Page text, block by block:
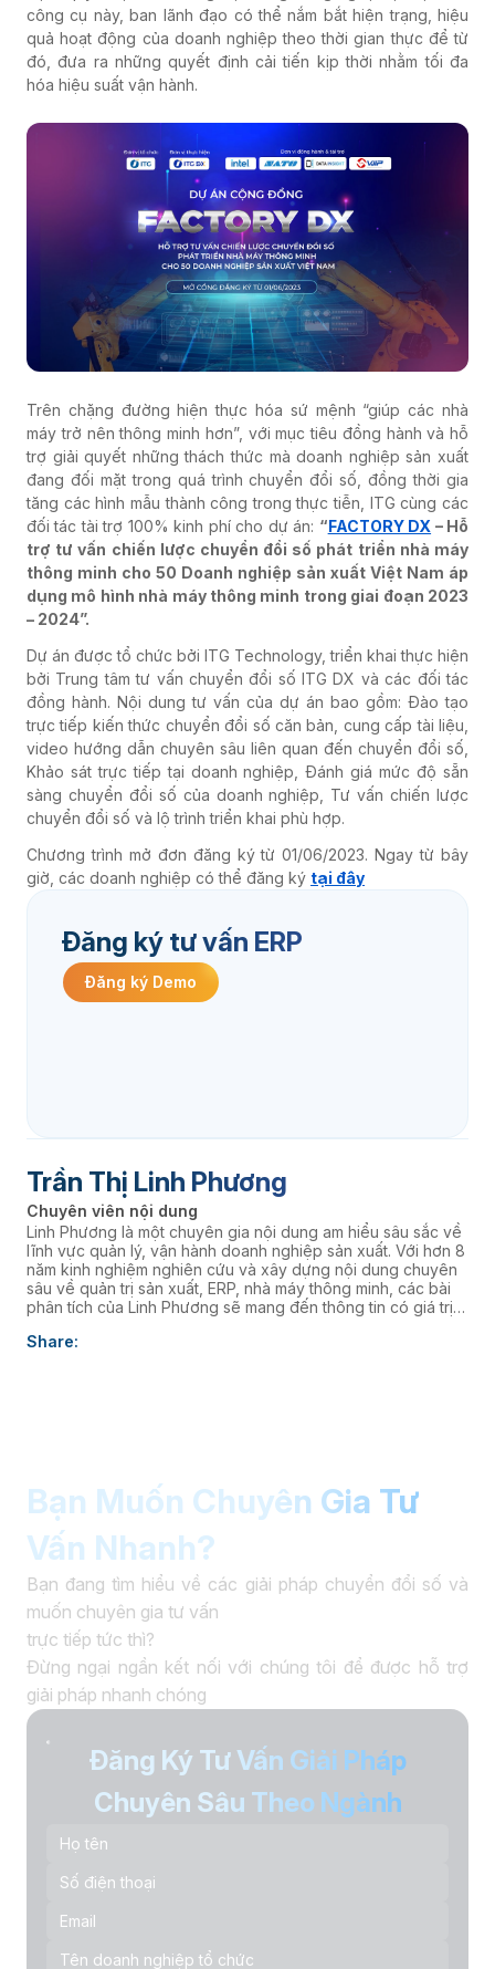
công cụ này, ban lãnh đạo có thể nắm bắt hiện trạng, hiệu
quả hoạt động của doanh nghiệp theo thời gian thực để từ
đó, đưa ra những quyết định cải tiến kịp thời nhằm tối đa
hóa hiệu suất vận hành.
Trên chặng đường hiện thực hóa sứ mệnh “giúp các nhà
máy trở nên thông minh hơn”, với mục tiêu đồng hành và hỗ
trợ giải quyết những thách thức mà doanh nghiệp sản xuất
đang đối mặt trong quá trình chuyển đổi số, đồng thời gia
tăng các hình mẫu thành công trong thực tiễn, ITG cùng các
đối tác tài trợ 100% kinh phí cho dự án: “FACTORY DX – Hỗ
trợ tư vấn chiến lược chuyển đổi số phát triển nhà máy
thông minh cho 50 Doanh nghiệp sản xuất Việt Nam áp
dụng mô hình nhà máy thông minh trong giai đoạn 2023
– 2024”.
Dự án được tổ chức bởi ITG Technology, triển khai thực hiện
bởi Trung tâm tư vấn chuyển đổi số ITG DX và các đối tác
đồng hành. Nội dung tư vấn của dự án bao gồm: Đào tạo
trực tiếp kiến thức chuyển đổi số căn bản, cung cấp tài liệu,
video hướng dẫn chuyên sâu liên quan đến chuyển đổi số,
Khảo sát trực tiếp tại doanh nghiệp, Đánh giá mức độ sẵn
sàng chuyển đổi số của doanh nghiệp, Tư vấn chiến lược
chuyển đổi số và lộ trình triển khai phù hợp.
Chương trình mở đơn đăng ký từ 01/06/2023. Ngay từ bây
giờ, các doanh nghiệp có thể đăng ký tại đây
Đăng ký tư vấn ERP
Đăng ký Demo
Trần Thị Linh Phương
Chuyên viên nội dung
Linh Phương là một chuyên gia nội dung am hiểu sâu sắc về
lĩnh vực quản lý, vận hành doanh nghiệp sản xuất. Với hơn 8
năm kinh nghiệm nghiên cứu và xây dựng nội dung chuyên
sâu về quản trị sản xuất, ERP, nhà máy thông minh, các bài
phân tích của Linh Phương sẽ mang đến thông tin có giá trị
thúc đẩy chuyển đổi số. âaaa
Share:
Bạn Muốn Chuyên Gia Tư
Vấn Nhanh?
Bạn đang tìm hiểu về các giải pháp chuyển đổi số và
muốn chuyên gia tư vấn
trực tiếp tức thì?
Đừng ngại ngần kết nối với chúng tôi để được hỗ trợ
giải pháp nhanh chóng
Đăng Ký Tư Vấn Giải Pháp
Chuyên Sâu Theo Ngành